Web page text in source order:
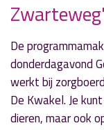
« Vorig
‘Op
» Volgend
3 mei 2018
Zwarteweg'
De
donderdagavond
werkt bij
De Kwakel. Je
dieren, maar ook